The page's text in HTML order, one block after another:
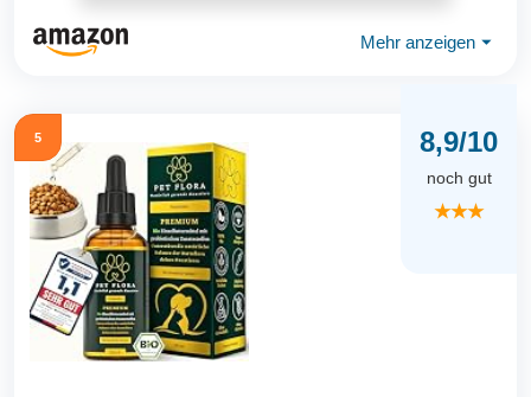
Mehr anzeigen ⏷
5 8,9/10
noch gut
★★★